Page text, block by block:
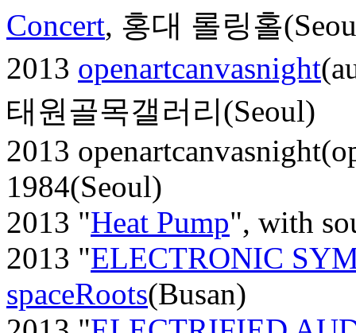
Concert, 홍대 롤링홀
2013 openartcanvasnight
태원골목갤러리(Seoul)
2013
1984(Seoul)
2013 "Heat Pump", with
2013 "ELECTRONIC
spaceRoots(Busan)